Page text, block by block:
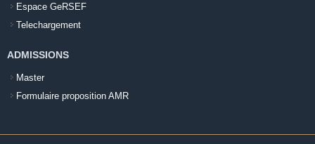
Espace GeRSEF
Telechargement
ADMISSIONS
Master
Formulaire proposition AMR